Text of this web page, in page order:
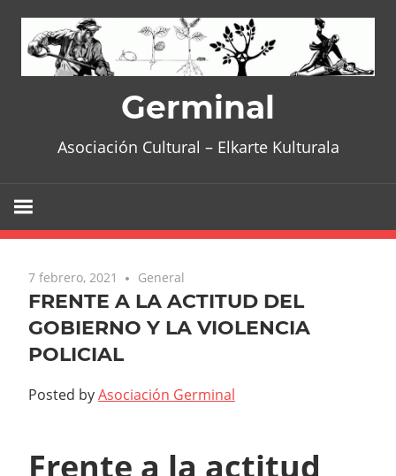
content
Germinal
Asociación Cultural – Elkarte Kulturala
7 febrero, 2021 General
FRENTE A LA ACTITUD DEL
GOBIERNO Y LA VIOLENCIA
POLICIAL
Posted byAsociación Germinal
Frente a la actitud